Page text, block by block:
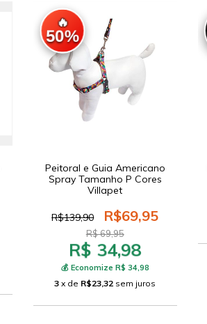
🔥
50%
Peitoral e Guia Americano
Spray Tamanho P Cores
Villapet
R$139,90 R$69,95
R$ 69,95
R$ 34,98
💰 Economize R$ 34,98
3 x de R$23,32 sem juros